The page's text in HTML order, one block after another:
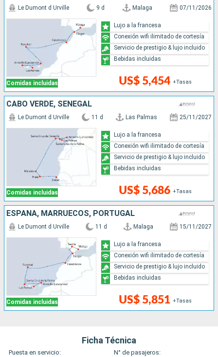
Comidas incluidas
Le Dumont d Urville 9 d Malaga 07/11/2026
US$ 5,454 +Tasas
Lujo a la francesa
Conexión wifi ilimitado de cortesía
Servicio de prestigio & lujo incluido
Bebidas incluidas
CABO VERDE, SENEGAL
Comidas incluidas
Le Dumont d Urville 11 d Las Palmas 25/11/2027
US$ 5,686 +Tasas
Lujo a la francesa
Conexión wifi ilimitado de cortesía
Servicio de prestigio & lujo incluido
Bebidas incluidas
ESPAÑA, MARRUECOS, PORTUGAL
Comidas incluidas
Le Dumont d Urville 11 d Malaga 15/11/2027
US$ 5,851 +Tasas
Lujo a la francesa
Conexión wifi ilimitado de cortesía
Servicio de prestigio & lujo incluido
Bebidas incluidas
Ficha Técnica
Puesta en servicio:
N° de pasajeros: